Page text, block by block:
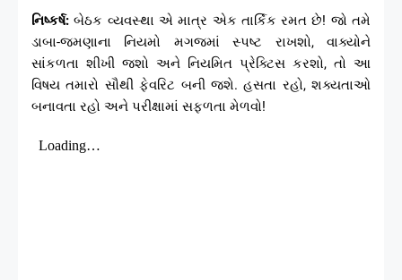
નિષ્કર્ષ: બેઠક વ્યવસ્થા એ માત્ર એક તાર્કિક રમત છે! જો તમે
ડાબા-જમણાના નિયમો મગજમાં સ્પષ્ટ રાખશો, વાક્યોને
સાંકળતા શીખી જશો અને નિયમિત પ્રેક્ટિસ કરશો, તો આ
વિષય તમારો સૌથી ફેવરિટ બની જશે. હસતા રહો, શક્યતાઓ
બનાવતા રહો અને પરીક્ષામાં સફળતા મેળવો!